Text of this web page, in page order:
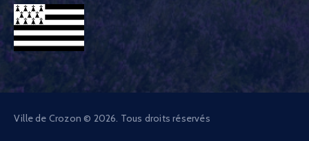
Ville de Crozon © 2026. Tous droits réservés